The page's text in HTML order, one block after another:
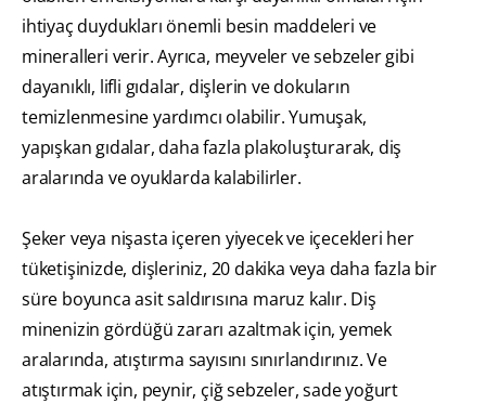
ihtiyaç duydukları önemli besin maddeleri ve
mineralleri verir. Ayrıca, meyveler ve sebzeler gibi
dayanıklı, lifli gıdalar, dişlerin ve dokuların
temizlenmesine yardımcı olabilir. Yumuşak,
yapışkan gıdalar, daha fazla plakoluşturarak, diş
aralarında ve oyuklarda kalabilirler.
Şeker veya nişasta içeren yiyecek ve içecekleri her
tüketişinizde, dişleriniz, 20 dakika veya daha fazla bir
süre boyunca asit saldırısına maruz kalır. Diş
minenizin gördüğü zararı azaltmak için, yemek
aralarında, atıştırma sayısını sınırlandırınız. Ve
atıştırmak için, peynir, çiğ sebzeler, sade yoğurt